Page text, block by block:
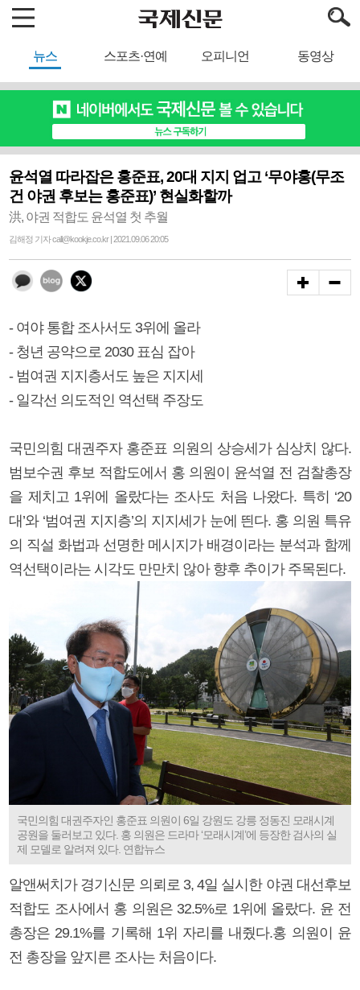
뉴스 스포츠·연예 오피니언 동영상
윤석열 따라잡은 홍준표, 20대 지지 업고 ‘무야홍(무조
건 야권 후보는 홍준표)’ 현실화할까
洪, 야권 적합도 윤석열 첫 추월
김해정 기자 call@kookje.co.kr | 2021.09.06 20:05
- 여야 통합 조사서도 3위에 올라
- 청년 공약으로 2030 표심 잡아
- 범여권 지지층서도 높은 지지세
- 일각선 의도적인 역선택 주장도
국민의힘 대권주자 홍준표 의원의 상승세가 심상치 않다.
범보수권 후보 적합도에서 홍 의원이 윤석열 전 검찰총장
을 제치고 1위에 올랐다는 조사도 처음 나왔다. 특히 ‘20
대’와 ‘범여권 지지층’의 지지세가 눈에 띈다. 홍 의원 특유
의 직설 화법과 선명한 메시지가 배경이라는 분석과 함께
역선택이라는 시각도 만만치 않아 향후 추이가 주목된다.
국민의힘 대권주자인 홍준표 의원이 6일 강원도 강릉 정동진 모래시계
공원을 둘러보고 있다. 홍 의원은 드라마 ‘모래시계’에 등장한 검사의 실
제 모델로 알려져 있다. 연합뉴스
알앤써치가 경기신문 의뢰로 3, 4일 실시한 야권 대선후보
적합도 조사에서 홍 의원은 32.5%로 1위에 올랐다. 윤 전
총장은 29.1%를 기록해 1위 자리를 내줬다.홍 의원이 윤
전 총장을 앞지른 조사는 처음이다.